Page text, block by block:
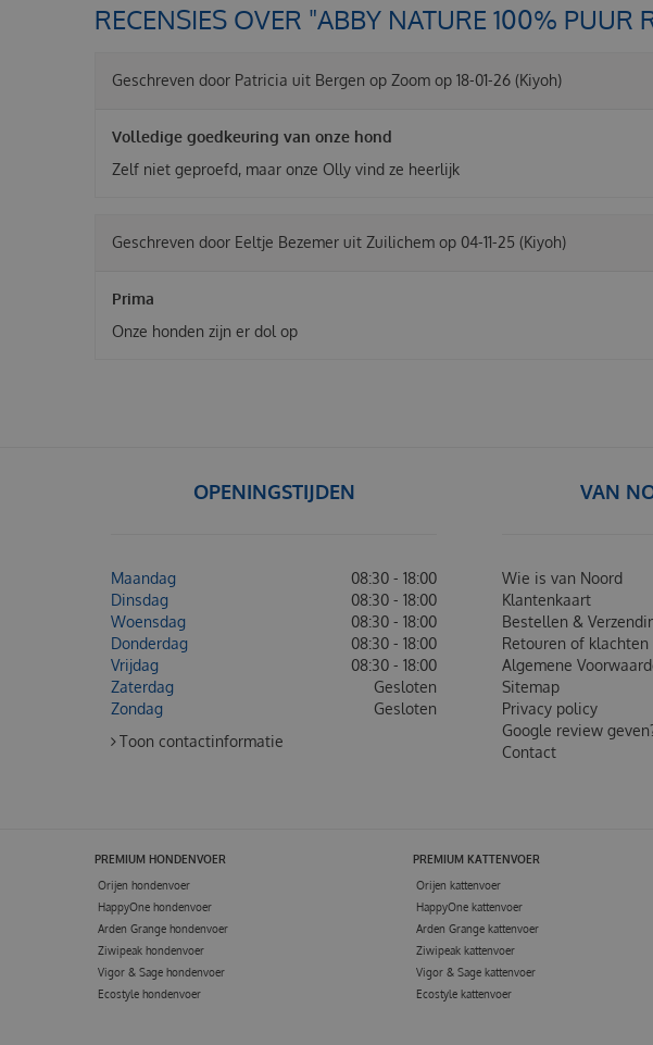
RECENSIES OVER "ABBY NATURE 100%
Geschreven door Patricia uit Bergen op Zoom op 18-01-26 (Kiyoh)
Volledige goedkeuring van onze hond
Zelf niet geproefd, maar onze Olly vind ze heerlijk
Geschreven door Eeltje Bezemer uit Zuilichem op 04-11-25 (Kiyoh)
Prima
Onze honden zijn er dol op
OPENINGSTIJDEN
Maandag
08:30 - 18:00
Dinsdag
08:30 - 18:00
Woensdag
08:30 - 18:00
Donderdag
08:30 - 18:00
Vrijdag
08:30 - 18:00
Zaterdag
Gesloten
Zondag
Gesloten
Toon contactinformatie
VAN
Wie is van Noord
Klantenkaart
Bestellen &
Retouren of klachten
Algemene
Sitemap
Privacy policy
Google review
Contact
PREMIUM HONDENVOER
Orijen hondenvoer
HappyOne hondenvoer
Arden Grange hondenvoer
Ziwipeak hondenvoer
Vigor & Sage hondenvoer
Ecostyle hondenvoer
PREMIUM KATTENVOER
Orijen kattenvoer
HappyOne kattenvoer
Arden Grange kattenvoer
Ziwipeak kattenvoer
Vigor & Sage kattenvoer
Ecostyle kattenvoer